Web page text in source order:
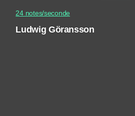
24 notes/seconde
Ludwig Göransson